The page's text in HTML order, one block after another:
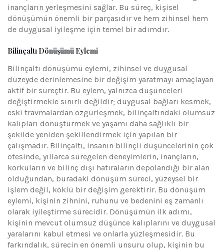
inançların yerleşmesini sağlar. Bu süreç, kişisel
dönüşümün önemli bir parçasıdır ve hem zihinsel hem
de duygusal iyileşme için temel bir adımdır.
Bilinçaltı Dönüşümü Eylemi
Bilinçaltı dönüşümü eylemi, zihinsel ve duygusal
düzeyde derinlemesine bir değişim yaratmayı amaçlayan
aktif bir süreçtir. Bu eylem, yalnızca düşünceleri
değiştirmekle sınırlı değildir; duygusal bağları kesmek,
eski travmalardan özgürleşmek, bilinçaltındaki olumsuz
kalıpları dönüştürmek ve yaşamı daha sağlıklı bir
şekilde yeniden şekillendirmek için yapılan bir
çalışmadır. Bilinçaltı, insanın bilinçli düşüncelerinin çok
ötesinde, yıllarca süregelen deneyimlerin, inançların,
korkuların ve bilinç dışı hatıraların depolandığı bir alan
olduğundan, buradaki dönüşüm süreci, yüzeysel bir
işlem değil, köklü bir değişim gerektirir. Bu dönüşüm
eylemi, kişinin zihnini, ruhunu ve bedenini eş zamanlı
olarak iyileştirme sürecidir. Dönüşümün ilk adımı,
kişinin mevcut olumsuz düşünce kalıplarını ve duygusal
yaralarını kabul etmesi ve onlarla yüzleşmesidir. Bu
farkındalık, sürecin en önemli unsuru olup, kişinin bu